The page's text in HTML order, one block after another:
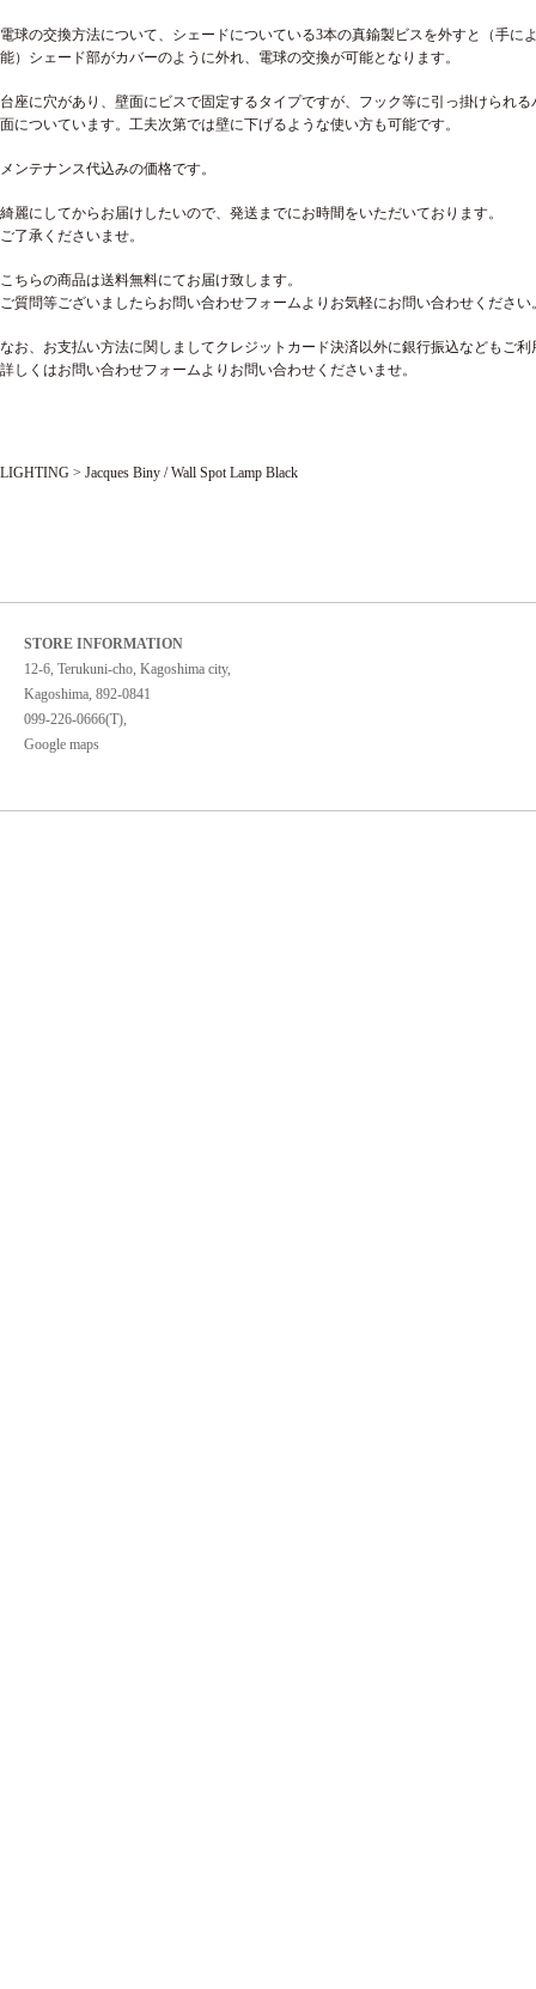
電球の交換方法について、シェードについている3本の真鍮製ビスを外すと（手に
能）シェード部がカバーのように外れ、電球の交換が可能となります。
台座に穴があり、壁面にビスで固定するタイプですが、フック等に引っ掛けられ
面についています。工夫次第では壁に下げるような使い方も可能です。
メンテナンス代込みの価格です。
綺麗にしてからお届けしたいので、発送までにお時間をいただいております。
ご了承くださいませ。
こちらの商品は送料無料にてお届け致します。
ご質問等ございましたらお問い合わせフォームよりお気軽にお問い合わせください
なお、お支払い方法に関しましてクレジットカード決済以外に銀行振込などもご
詳しくはお問い合わせフォームよりお問い合わせくださいませ。
LIGHTING > Jacques Biny / Wall Spot Lamp Black
STORE INFORMATION
12-6, Terukuni-cho, Kagoshima city,
Kagoshima, 892-0841
099-226-0666(T),
Google maps